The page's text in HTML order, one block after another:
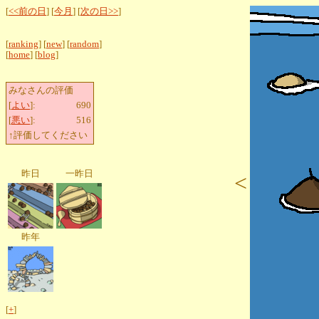
[<<前の日 ] [今月 ] [次の日>>]
[ranking] [new] [random]
[home] [blog]
みなさんの評価
[よい]:
690
[悪い]:
516
↑評価してください
昨日 一昨日
昨年
[+]
<